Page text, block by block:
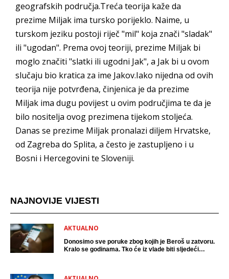
geografskih područja.Treća teorija kaže da
prezime Miljak ima tursko porijeklo. Naime, u
turskom jeziku postoji riječ "mil" koja znači "sladak"
ili "ugodan". Prema ovoj teoriji, prezime Miljak bi
moglo značiti "slatki ili ugodni Jak", a Jak bi u ovom
slučaju bio kratica za ime Jakov.Iako nijedna od ovih
teorija nije potvrđena, činjenica je da prezime
Miljak ima dugu povijest u ovim područjima te da je
bilo nositelja ovog prezimena tijekom stoljeća.
Danas se prezime Miljak pronalazi diljem Hrvatske,
od Zagreba do Splita, a često je zastupljeno i u
Bosni i Hercegovini te Sloveniji.
NAJNOVIJE VIJESTI
AKTUALNO
Donosimo sve poruke zbog kojih je Beroš u zatvoru.
Kralo se godinama. Tko će iz vlade biti sljedeći